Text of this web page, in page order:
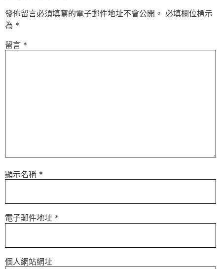
發佈留言必須填寫的電子郵件地址不會公開。 必填欄位標示
為 *
留言 *
顯示名稱 *
電子郵件地址 *
個人網站網址